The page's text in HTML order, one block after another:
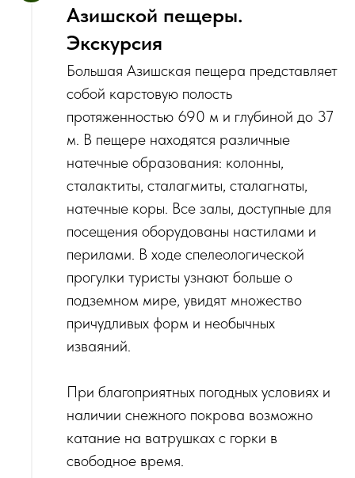
Азишской пещеры.
Экскурсия
Большая Азишская пещера представляет
собой карстовую полость
протяженностью 690 м и глубиной до 37
м. В пещере находятся различные
натечные образования: колонны,
сталактиты, сталагмиты, сталагнаты,
натечные коры. Все залы, доступные для
посещения оборудованы настилами и
перилами. В ходе спелеологической
прогулки туристы узнают больше о
подземном мире, увидят множество
причудливых форм и необычных
изваяний.
При благоприятных погодных условиях и
наличии снежного покрова возможно
катание на ватрушках с горки в
свободное время.